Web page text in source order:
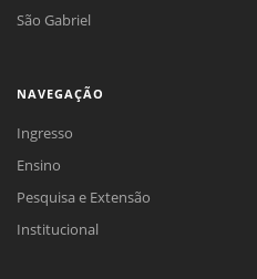
São Gabriel
NAVEGAÇÃO
Ingresso
Ensino
Pesquisa e Extensão
Institucional